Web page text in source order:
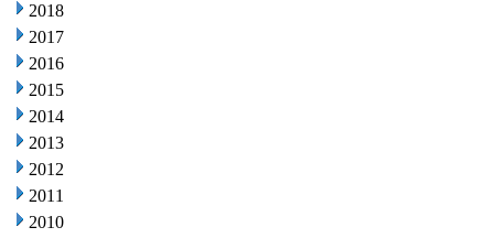
2018
2017
2016
2015
2014
2013
2012
2011
2010